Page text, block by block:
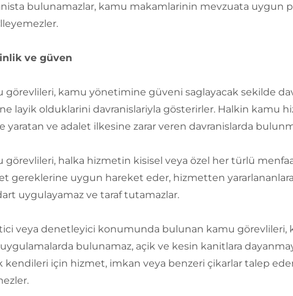
bulunamazlar, kamu makamlarinin mevzuata uygun
ve güven
görevlileri, kamu yönetimine güveni saglayacak sekilde
layik olduklarini davranislariyla gösterirler. Halkin kamu
yaratan ve adalet ilkesine zarar veren davranislarda
görevlileri, halka hizmetin kisisel veya özel her türlü
gereklerine uygun hareket eder, hizmetten
uygulayamaz ve taraf tutamazlar.
veya denetleyici konumunda bulunan kamu görevlileri,
bulunamaz, açik ve kesin kanitlara
kendileri için hizmet, imkan veya benzeri çikarlar talep